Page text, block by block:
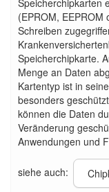
Speicherchipkarten
(EPROM,
Schreiben
Speicherchipkarte.
Menge an Daten
Kartentyp ist in
besonders
können die Daten
Veränderung
Anwendungen und
siehe auch: